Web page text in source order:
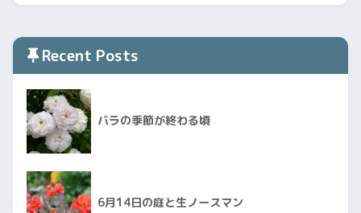
Recent Posts
バラの季節が終わる頃
6月14日の庭と生ノースマン